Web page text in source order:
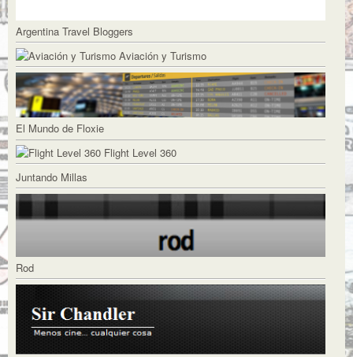
Argentina Travel Bloggers
Aviación y Turismo
El Mundo de Floxie
Flight Level 360
Juntando Millas
Rod